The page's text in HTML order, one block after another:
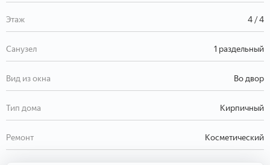
Этаж 4 / 4
Санузел 1 раздельный
Вид из окна Во двор
Тип дома Кирпичный
Ремонт Косметический